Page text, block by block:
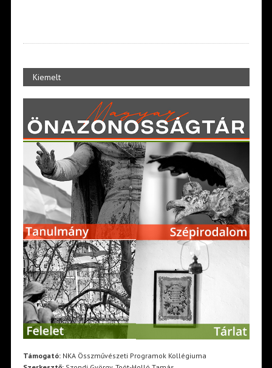
Kiemelt
Támogató:NKA Összművészeti Programok Kollégiuma